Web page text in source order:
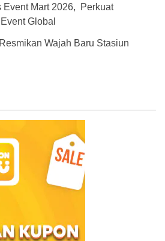
Event Mart 2026, Perkuat
Global
Wajah Baru Stasiun